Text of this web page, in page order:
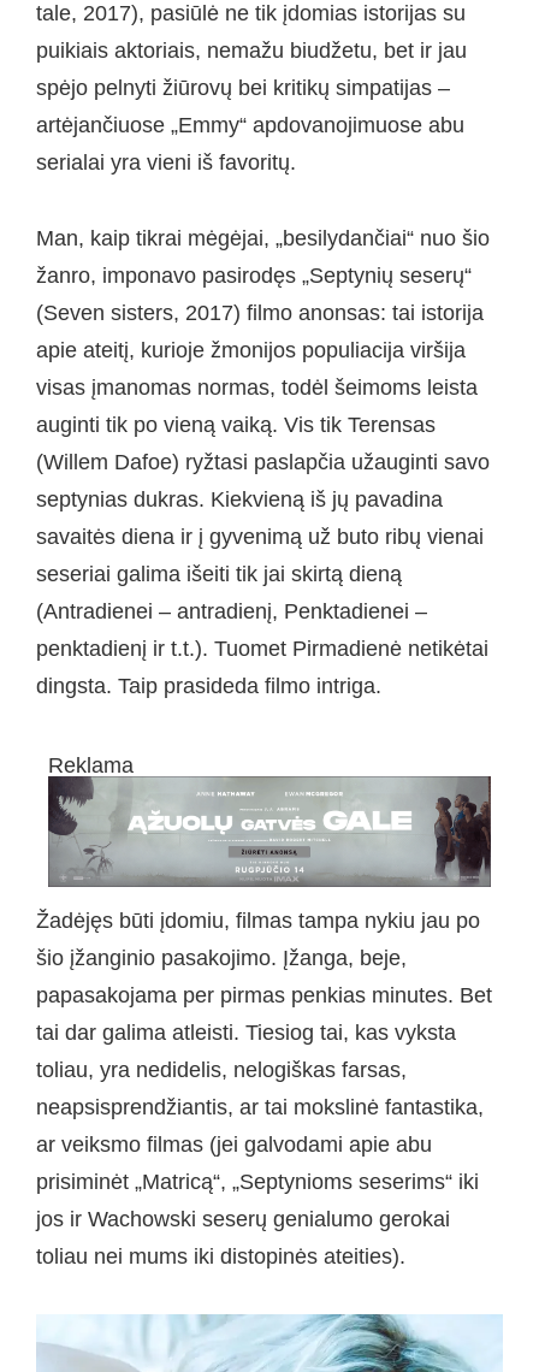
tale, 2017), pasiūlė ne tik įdomias istorijas su
puikiais aktoriais, nemažu biudžetu, bet ir jau
spėjo pelnyti žiūrovų bei kritikų simpatijas –
artėjančiuose „Emmy“ apdovanojimuose abu
serialai yra vieni iš favoritų.
Man, kaip tikrai mėgėjai, „besilydančiai“ nuo šio
žanro, imponavo pasirodęs „Septynių seserų“
(Seven sisters, 2017) filmo anonsas: tai istorija
apie ateitį, kurioje žmonijos populiacija viršija
visas įmanomas normas, todėl šeimoms leista
auginti tik po vieną vaiką. Vis tik Terensas
(Willem Dafoe) ryžtasi paslapčia užauginti savo
septynias dukras. Kiekvieną iš jų pavadina
savaitės diena ir į gyvenimą už buto ribų vienai
seseriai galima išeiti tik jai skirtą dieną
(Antradienei – antradienį, Penktadienei –
penktadienį ir t.t.). Tuomet Pirmadienė netikėtai
dingsta. Taip prasideda filmo intriga.
Reklama
Žadėjęs būti įdomiu, filmas tampa nykiu jau po
šio įžanginio pasakojimo. Įžanga, beje,
papasakojama per pirmas penkias minutes. Bet
tai dar galima atleisti. Tiesiog tai, kas vyksta
toliau, yra nedidelis, nelogiškas farsas,
neapsisprendžiantis, ar tai mokslinė fantastika,
ar veiksmo filmas (jei galvodami apie abu
prisiminėt „Matricą“, „Septynioms seserims“ iki
jos ir Wachowski seserų genialumo gerokai
toliau nei mums iki distopinės ateities).